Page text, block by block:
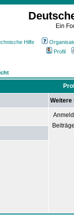
Ein
Hilfe
Profil
Weitere